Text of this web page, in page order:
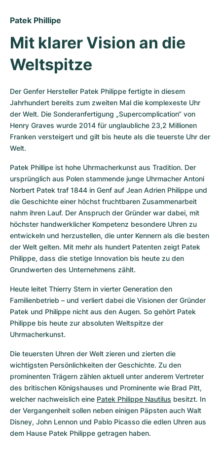
Patek Phillipe
Mit klarer Vision an die
Weltspitze
Der Genfer Hersteller Patek Philippe fertigte in diesem
Jahrhundert bereits zum zweiten Mal die komplexeste Uhr
der Welt. Die Sonderanfertigung „Supercomplication“ von
Henry Graves wurde 2014 für unglaubliche 23,2 Millionen
Franken versteigert und gilt bis heute als die teuerste Uhr der
Welt.
Patek Phillipe ist hohe Uhrmacherkunst aus Tradition. Der
ursprünglich aus Polen stammende junge Uhrmacher Antoni
Norbert Patek traf 1844 in Genf auf Jean Adrien Philippe und
die Geschichte einer höchst fruchtbaren Zusammenarbeit
nahm ihren Lauf. Der Anspruch der Gründer war dabei, mit
höchster handwerklicher Kompetenz besondere Uhren zu
entwickeln und herzustellen, die unter Kennern als die besten
der Welt gelten. Mit mehr als hundert Patenten zeigt Patek
Philippe, dass die stetige Innovation bis heute zu den
Grundwerten des Unternehmens zählt.
Heute leitet Thierry Stern in vierter Generation den
Familienbetrieb – und verliert dabei die Visionen der Gründer
Patek und Philippe nicht aus den Augen. So gehört Patek
Philippe bis heute zur absoluten Weltspitze der
Uhrmacherkunst.
Die teuersten Uhren der Welt zieren und zierten die
wichtigsten Persönlichkeiten der Geschichte. Zu den
prominenten Trägern zählen aktuell unter anderem Vertreter
des britischen Königshauses und Prominente wie Brad Pitt,
welcher nachweislich eine Patek Philippe Nautilus besitzt. In
der Vergangenheit sollen neben einigen Päpsten auch Walt
Disney, John Lennon und Pablo Picasso die edlen Uhren aus
dem Hause Patek Philippe getragen haben.